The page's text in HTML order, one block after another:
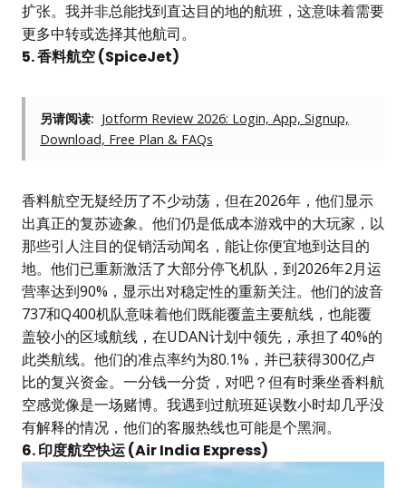
扩张。我并非总能找到直达目的地的航班，这意味着需要
更多中转或选择其他航司。
5. 香料航空 (SpiceJet)
另请阅读: Jotform Review 2026: Login, App, Signup,
Download, Free Plan & FAQs
香料航空无疑经历了不少动荡，但在2026年，他们显示
出真正的复苏迹象。他们仍是低成本游戏中的大玩家，以
那些引人注目的促销活动闻名，能让你便宜地到达目的
地。他们已重新激活了大部分停飞机队，到2026年2月运
营率达到90%，显示出对稳定性的重新关注。他们的波音
737和Q400机队意味着他们既能覆盖主要航线，也能覆
盖较小的区域航线，在UDAN计划中领先，承担了40%的
此类航线。他们的准点率约为80.1%，并已获得300亿卢
比的复兴资金。一分钱一分货，对吧？但有时乘坐香料航
空感觉像是一场赌博。我遇到过航班延误数小时却几乎没
有解释的情况，他们的客服热线也可能是个黑洞。
6. 印度航空快运 (Air India Express)